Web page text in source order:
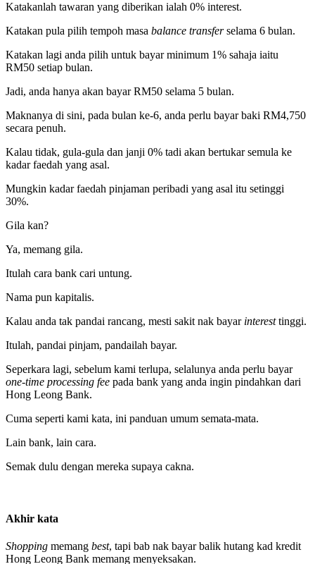
Katakanlah tawaran yang diberikan ialah 0% interest.
Katakan pula pilih tempoh masa balance transferselama 6 bulan.
Katakan lagi anda pilih untuk bayar minimum 1% sahaja iaitu
RM50 setiap bulan.
Jadi, anda hanya akan bayar RM50 selama 5 bulan.
Maknanya di sini, pada bulan ke-6, anda perlu bayar baki RM4,750
secara penuh.
Kalau tidak, gula-gula dan janji 0% tadi akan bertukar semula ke
kadar faedah yang asal.
Mungkin kadar faedah pinjaman peribadi yang asal itu setinggi
30%.
Gila kan?
Ya, memang gila.
Itulah cara bank cari untung.
Nama pun kapitalis.
Kalau anda tak pandai rancang, mesti sakit nak bayar interesttinggi.
Itulah, pandai pinjam, pandailah bayar.
Seperkara lagi, sebelum kami terlupa, selalunya anda perlu bayar
one-time processing fee pada bank yang anda ingin pindahkan dari
Hong Leong Bank.
Cuma seperti kami kata, ini panduan umum semata-mata.
Lain bank, lain cara.
Semak dulu dengan mereka supaya cakna.
Akhir kata
Shopping memang best, tapi bab nak bayar balik hutang kad kredit
Hong Leong Bank memang menyeksakan.